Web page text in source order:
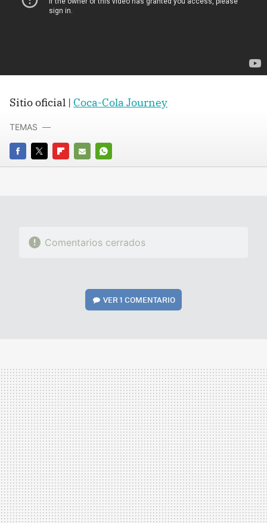
Sitio oficial | Coca-Cola Journey
FACEBOOK
TWITTERFLIPBOARD
E-
WHATSAPP
TEMAS
Comentarios cerrados
VER1 COMENTARIO